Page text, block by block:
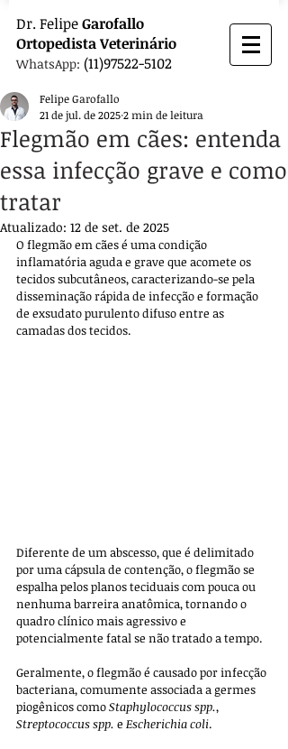
Dr. FelipeGarofallo
OrtopedistaVeterinário
WhatsApp: (11)97522-5102
Flegmão em cães: entenda
essa infecção grave e como
tratar
Felipe Garofallo
21 de jul. de 20252 min de leitura
Atualizado: 12 de set. de 2025
O flegmão em cães é uma condição
inflamatória aguda e grave que acomete os
tecidos subcutâneos, caracterizando-se pela
disseminação rápida de infecção e formação
de exsudato purulento difuso entre as
camadas dos tecidos.
Diferente de um abscesso, que é delimitado
por uma cápsula de contenção, o flegmão se
espalha pelos planos teciduais com pouca ou
nenhuma barreira anatômica, tornando o
quadro clínico mais agressivo e
potencialmente fatal se não tratado a tempo.
Geralmente, o flegmão é causado por infecção
bacteriana, comumente associada a germes
piogênicos como Staphylococcus spp.,
Streptococcus spp. e Escherichia coli.